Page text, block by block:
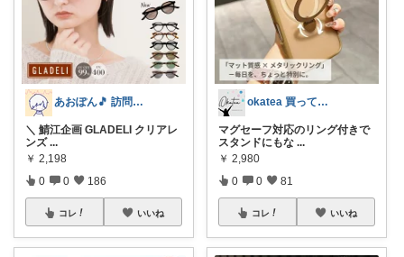
あおぽん🎵 訪問感謝です˙꒳​˙
＼ 鯖江企画 GLADELI クリアレ
ンズ ...
￥ 2,198
0 0 186
コレ いいね
okatea 買ってよかった
マグセーフ対応のリング付きで
スタンドにもな ...
￥ 2,980
0 0 81
コレ いいね